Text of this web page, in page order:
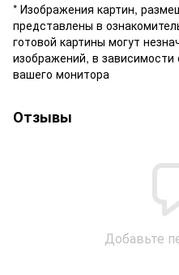
* Изображения картин,
представлены в
готовой картины могут
изображений, в
вашего монитора
Отзывы
Добавьте